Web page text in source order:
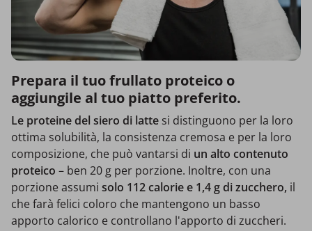
Prepara il tuo frullato proteico o
aggiungile al tuo piatto preferito.
Le proteine del siero di latte si distinguono per la loro
ottima solubilità, la consistenza cremosa e per la loro
composizione, che può vantarsi di un alto contenuto
proteico – ben 20 g per porzione. Inoltre, con una
porzione assumi solo 112 calorie e 1,4 g di zucchero, il
che farà felici coloro che mantengono un basso
apporto calorico e controllano l'apporto di zuccheri.